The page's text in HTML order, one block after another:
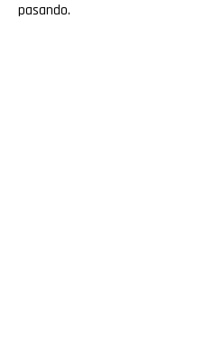
pasando.